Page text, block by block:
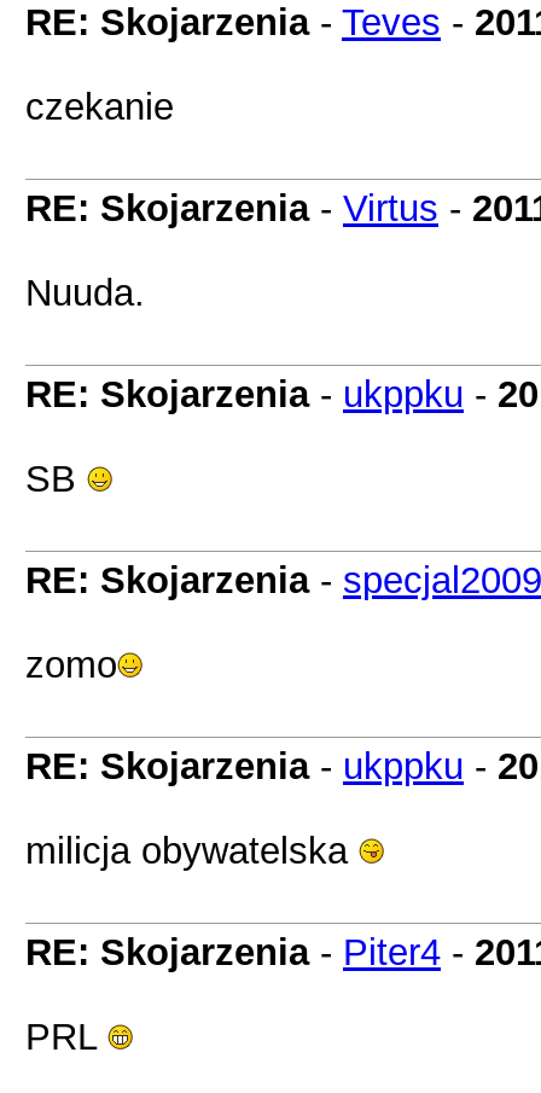
RE: Skojarzenia- Teves -
czekanie
RE: Skojarzenia- Virtus -
Nuuda.
RE: Skojarzenia- ukppku -
SB
RE: Skojarzenia- specjal2009
zomo
RE: Skojarzenia- ukppku -
milicja obywatelska
RE: Skojarzenia- Piter4 -
PRL